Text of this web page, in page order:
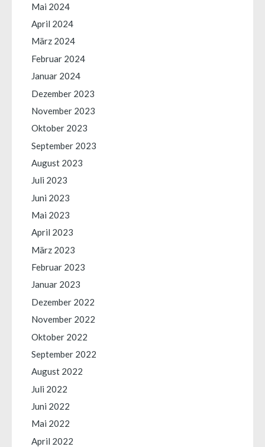
Mai 2024
April 2024
März 2024
Februar 2024
Januar 2024
Dezember 2023
November 2023
Oktober 2023
September 2023
August 2023
Juli 2023
Juni 2023
Mai 2023
April 2023
März 2023
Februar 2023
Januar 2023
Dezember 2022
November 2022
Oktober 2022
September 2022
August 2022
Juli 2022
Juni 2022
Mai 2022
April 2022